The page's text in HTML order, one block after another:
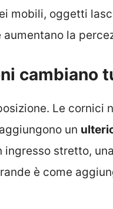
mobili, oggetti
la
cambiano
Le cornici
un
ingresso stretto,
è come